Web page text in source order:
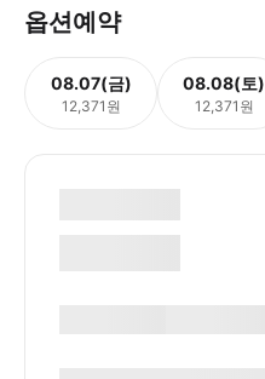
옵션예약
08.07(금)
12,371원
08.08(토)
12,371원